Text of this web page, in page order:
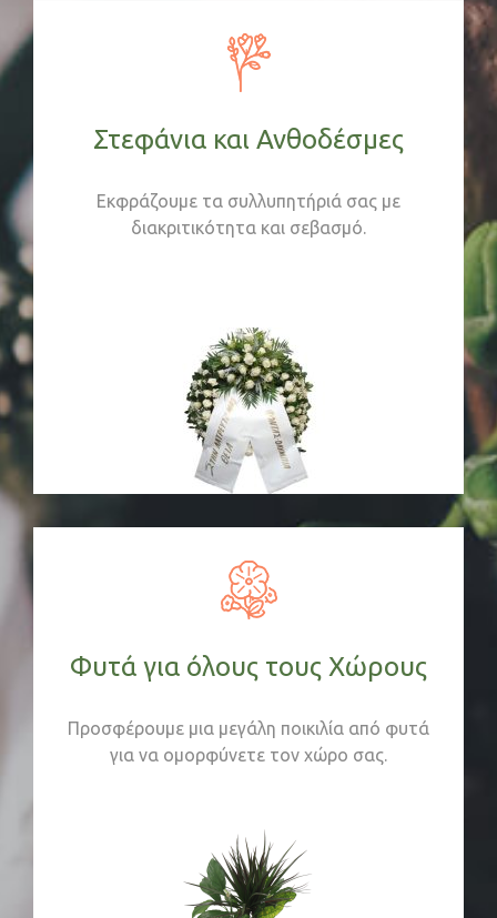
Στεφάνια και Ανθοδέσμες
Εκφράζουμε τα συλλυπητήριά σας με
διακριτικότητα και σεβασμό.
Φυτά για όλους τους Χώρους
Προσφέρουμε μια μεγάλη ποικιλία από φυτά
για να ομορφύνετε τον χώρο σας.